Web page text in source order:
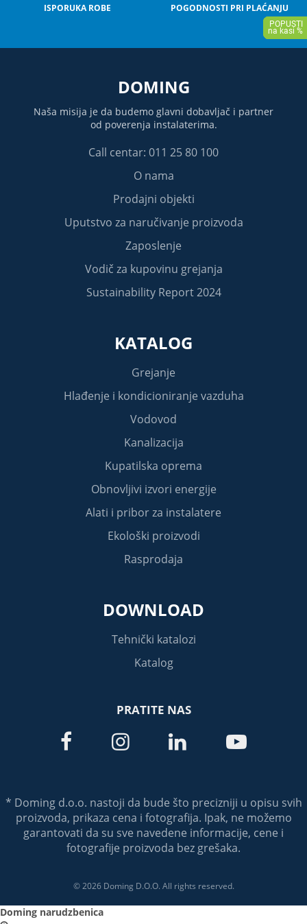
ISPORUKA ROBE POGODNOSTI PRI PLAĆANJU
DOMING
Naša misija je da budemo glavni dobavljač i partner
od poverenja instalaterima.
Call centar: 011 25 80 100
O nama
Prodajni objekti
Uputstvo za naručivanje proizvoda
Zaposlenje
Vodič za kupovinu grejanja
Sustainability Report 2024
KATALOG
Grejanje
Hlađenje i kondicioniranje vazduha
Vodovod
Kanalizacija
Kupatilska oprema
Obnovljivi izvori energije
Alati i pribor za instalatere
Ekološki proizvodi
Rasprodaja
DOWNLOAD
Tehnički katalozi
Katalog
PRATITE NAS
   
* Doming d.o.o. nastoji da bude što precizniji u opisu svih
proizvoda, prikaza cena i fotografija. Ipak, ne možemo
garantovati da su sve navedene informacije, cene i
fotografije proizvoda bez grešaka.
© 2026 Doming D.O.O. All rights reserved.
Doming narudzbenica